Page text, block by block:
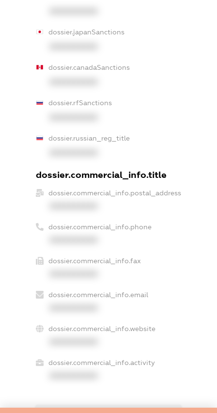
dossier.japanSanctions
dossier.canadaSanctions
dossier.rfSanctions
dossier.russian_reg_title
dossier.commercial_info.title
dossier.commercial_info.postal_address
dossier.commercial_info.phone
dossier.commercial_info.fax
dossier.commercial_info.email
dossier.commercial_info.website
dossier.commercial_info.activity